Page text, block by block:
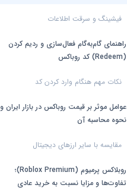
فیشینگ و سرقت اطلاعات
راهنمای گام‌به‌گام فعال‌سازی و ردیم کردن
(Redeem) کد روباکس
نکات مهم هنگام وارد کردن کد
عوامل موثر بر قیمت روباکس در بازار ایران و
نحوه محاسبه آن
مقایسه با سایر ارزهای دیجیتال
روبلاکس پرمیوم (Roblox Premium)؛
تفاوت‌ها و مزایا نسبت به خرید عادی